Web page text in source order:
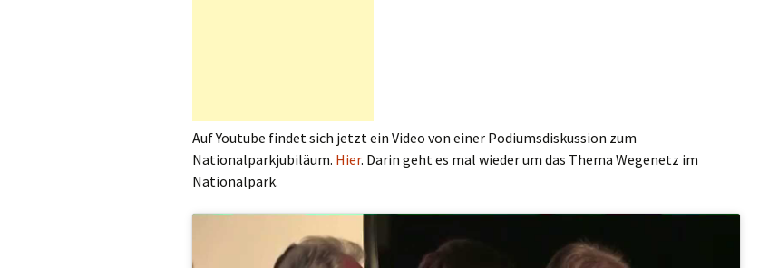
Auf Youtube findet sich jetzt ein Video von einer Podiumsdiskussion zum
Nationalparkjubiläum. Hier. Darin geht es mal wieder um das Thema Wegenetz im
Nationalpark.